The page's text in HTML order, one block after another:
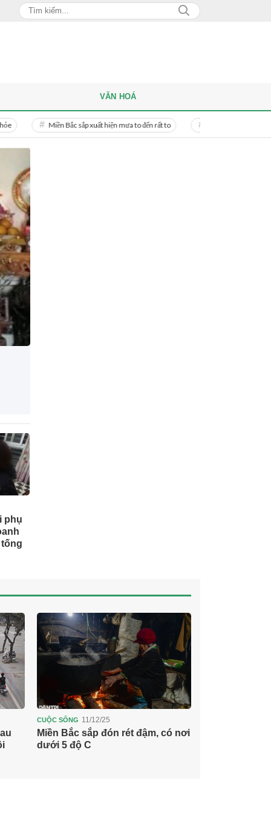
Bắc sắp xuất hiện mưa to đến rất to Danh tính người phụ nữ bị bạn trai
VĂN HOÁ
phụ
CUỘC SỐNG 11/12/25
Miền Bắc sắp đón rét đậm, có nơi
dưới 5 độ C